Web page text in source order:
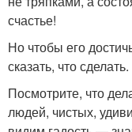
счастье!
Но чтобы его
сказать, что
Посмотрите, что
людей, чистых,